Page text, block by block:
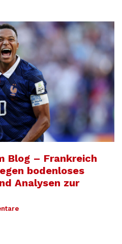
Blog – Frankreich
bodenloses
Analysen zur